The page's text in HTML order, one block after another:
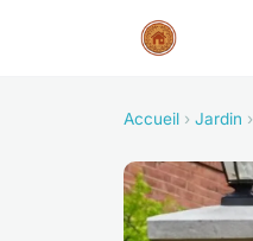
Accueil › Jardin ›